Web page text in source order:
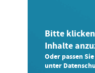
Bitte
Inhalte
Oder passen
unter